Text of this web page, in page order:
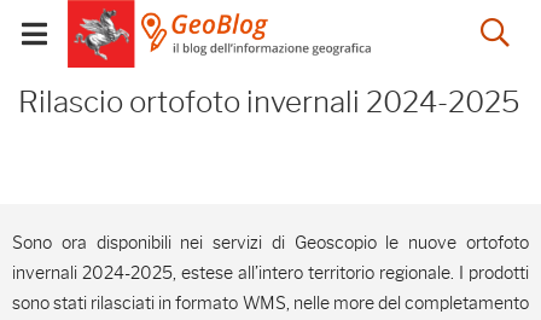
Skip to Main Content
Visualizza/chiudi
menu
mobile
Rilascio ortofoto
Rilascio ortofoto invernali 2024-2025
Sono ora disponibili nei servizi di Geoscopio le nuove ortofoto
invernali 2024-2025, estese all’intero territorio regionale. I prodotti
sono stati rilasciati in formato WMS, nelle more del completamento